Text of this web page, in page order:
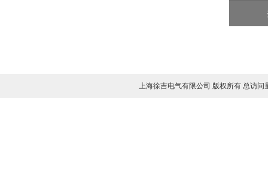
上海徐吉电气有限公司 版权所有 总访问